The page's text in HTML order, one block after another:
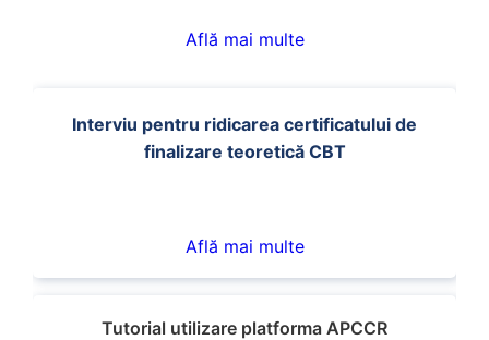
Află mai multe
Interviu pentru ridicarea certificatului de
finalizare teoretică CBT
Află mai multe
Tutorial utilizare platforma APCCR